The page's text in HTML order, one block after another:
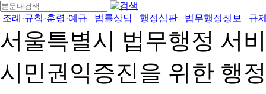
조례·규칙·훈령·예규 법률상담 행정심판 법무행정정보 규
서울특별시 법무행정 서
시민권익증진을 위한 행